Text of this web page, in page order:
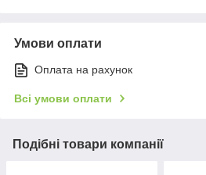
Умови оплати
Оплата на рахунок
Всі умови оплати
Подібні товари компанії